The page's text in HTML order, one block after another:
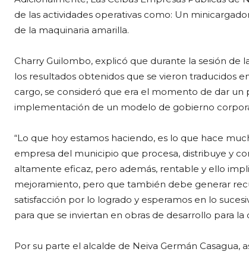
de las actividades operativas como: Un
de la maquinaria amarilla.
Charry Guilombo, explicó que durante la sesión de
los resultados obtenidos que se vieron traducidos
cargo, se consideró que era el momento de dar un
implementación de un modelo de gobierno
“Lo que hoy estamos haciendo, es lo que hace
empresa del municipio que procesa, distribuye y
altamente eficaz, pero además, rentable y ello
mejoramiento, pero que también debe generar
satisfacción por lo logrado y esperamos en lo
para que se inviertan en obras de desarrollo para
Por su parte el alcalde de Neiva Germán